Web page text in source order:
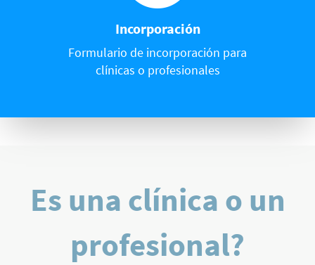
Incorporación
Formulario de incorporación para
clínicas o profesionales
Es una clínica o un
profesional?